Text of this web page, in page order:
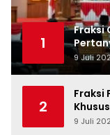
1
Fraksi
9 Juli
2
Fraksi
9 Juli